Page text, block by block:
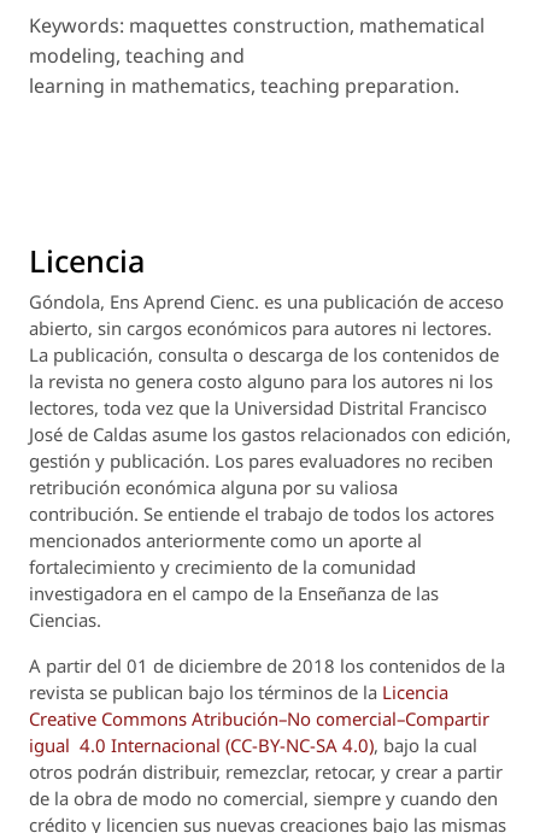
Keywords: maquettes construction, mathematical
modeling, teaching and
learning in mathematics, teaching preparation.
Licencia
Góndola, Ens Aprend Cienc. es una publicación de acceso
abierto, sin cargos económicos para autores ni lectores.
La publicación, consulta o descarga de los contenidos de
la revista no genera costo alguno para los autores ni los
lectores, toda vez que la Universidad Distrital Francisco
José de Caldas asume los gastos relacionados con edición,
gestión y publicación. Los pares evaluadores no reciben
retribución económica alguna por su valiosa
contribución. Se entiende el trabajo de todos los actores
mencionados anteriormente como un aporte al
fortalecimiento y crecimiento de la comunidad
investigadora en el campo de la Enseñanza de las
Ciencias.
A partir del 01 de diciembre de 2018 los contenidos de la
revista se publican bajo los términos de la Licencia
Creative Commons Atribución–No comercial–Compartir
igual 4.0 Internacional (CC-BY-NC-SA 4.0), bajo la cual
otros podrán distribuir, remezclar, retocar, y crear a partir
de la obra de modo no comercial, siempre y cuando den
crédito y licencien sus nuevas creaciones bajo las mismas